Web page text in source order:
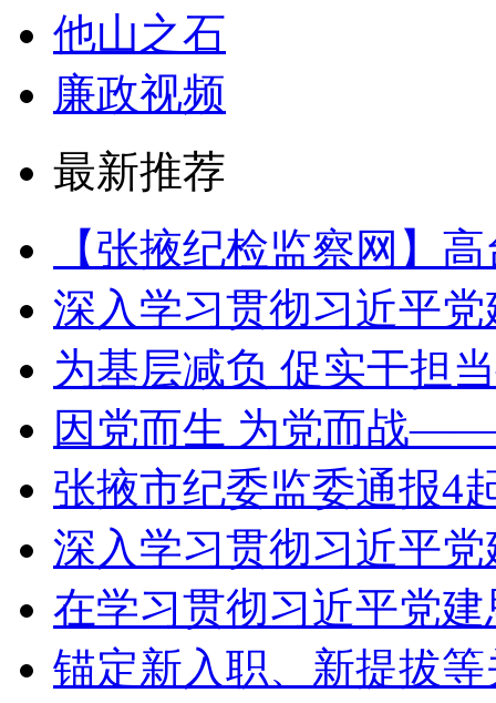
他山之石
廉政视频
最新推荐
【张掖纪检监察网】
深入学习贯彻习近平
为基层减负 促实干
因党而生 为党而战
张掖市纪委监委通报4
深入学习贯彻习近平
在学习贯彻习近平党
锚定新入职、新提拔